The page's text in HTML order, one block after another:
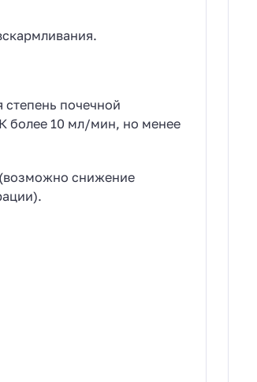
степень почечной
более 10 мл/мин, но менее
снижение